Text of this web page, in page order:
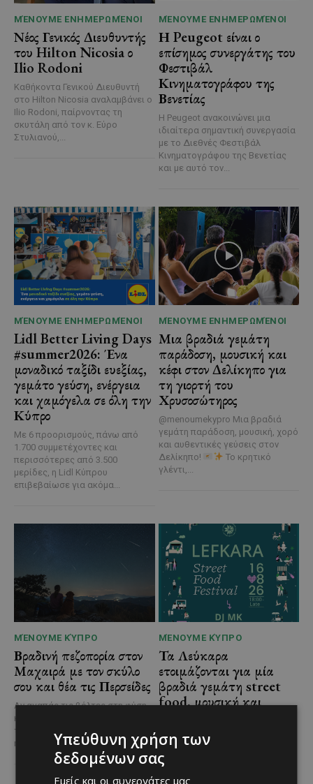
ΜΈΝΟΥΜΕ ΕΝΗΜΕΡΩΜΈΝΟΙ
Νέος Γενικός Διευθυντής
του Hilton Nicosia ο
Ilio Rodoni
Καθήκοντα Γενικού Διευθυντή
στο Hilton Nicosia αναλαμβάνει ο
Ilio Rodoni, παίρνοντας τη
σκυτάλη από τον κ. Εύρο
Στυλιανού,...
ΜΈΝΟΥΜΕ ΕΝΗΜΕΡΩΜΈΝΟΙ
Η Peugeot είναι ο
επίσημος συνεργάτης του
Φεστιβάλ
Κινηματογράφου της
Βενετίας
Η Peugeot ανακοινώνει μια
ιδιαίτερα σημαντική συνεργασία
με το Διεθνές Φεστιβάλ
Κινηματογράφου της Βενετίας
και με αυτό τον...
ΜΈΝΟΥΜΕ ΕΝΗΜΕΡΩΜΈΝΟΙ
Lidl Better Living Days
#summer2026: Ένα
μοναδικό ταξίδι ευεξίας,
γεμάτο γεύση, ενέργεια
και χαμόγελα σε όλη την
Κύπρο
Με 6 προορισμούς, πάνω από
1.700 συμμετέχοντες και
περισσότερες από 3.500
μερίδες, η Lidl Κύπρου
επιβεβαίωσε για ακόμα...
ΜΈΝΟΥΜΕ ΕΝΗΜΕΡΩΜΈΝΟΙ
Μια βραδιά γεμάτη
παράδοση, μουσική και
κέφι στον Δελίκηπο για
τη γιορτή του
Χρυσοσώτηρος
@menoumekypro Μια βραδιά
γεμάτη παράδοση, μουσική, χορό
και αυθεντικές γεύσεις στον
Δελίκηπο!
Το κρητικό
γλέντι,...
ΜΈΝΟΥΜΕ ΚΎΠΡΟ
Βραδινή πεζοπορία στον
Μαχαιρά με τον σκύλο
σου και θέα τις Περσείδες
Αν αγαπάς τις βόλτες στη φύση
και δεν αποχωρίζεσαι ποτέ τον
τετράποδο φίλο σου, τότε αυτή
η εμπειρία...
ΜΈΝΟΥΜΕ ΚΎΠΡΟ
Τα Λεύκαρα
ετοιμάζονται για μία
βραδιά γεμάτη street
food, μουσική και
Μία από τις πιο γευστικές
εκδηλώσεις του καλοκαιριού
επιστρέφει στα Λεύκαρα,
Υπεύθυνη χρήση των
δεδομένων σας
Εμείς και οι συνεργάτες μας